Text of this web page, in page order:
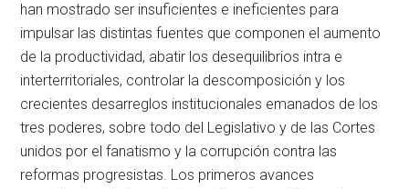
han mostrado ser insuficientes e ineficientes para
impulsar las distintas fuentes que componen el aumento
de la productividad, abatir los desequilibrios intra e
interterritoriales, controlar la descomposición y los
crecientes desarreglos institucionales emanados de los
tres poderes, sobre todo del Legislativo y de las Cortes
unidos por el fanatismo y la corrupción contra las
reformas progresistas. Los primeros avances